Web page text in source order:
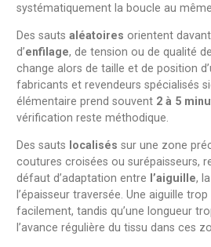
systématiquement la boucle au
Des sautsaléatoires orientent
d’enfilage, de tension ou de qualité
change alors de taille et de position
fabricants et revendeurs spécialisés
élémentaire prend souvent 2 à 5
vérification reste méthodique.
Des sauts localisés sur une zone
coutures croisées ou surépaisseurs,
défaut d’adaptation entre l’aiguille,
l’épaisseur traversée. Une aiguille
facilement, tandis qu’une longueur
l’avance régulière du tissu dans ces